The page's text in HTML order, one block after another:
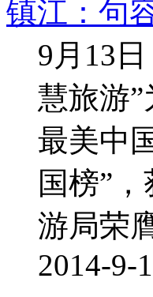
镇江：句
9月13
慧旅游
最美中
国榜”
游局荣
2014-9-